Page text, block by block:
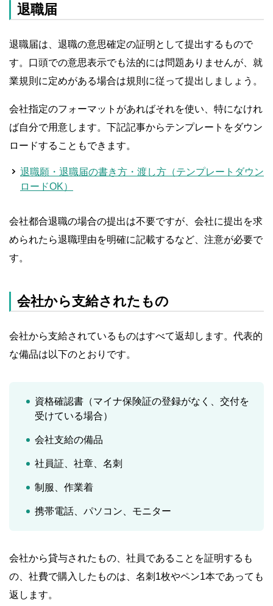
退職届
退職届は、退職の意思確定の証明として提出するもので
す。口頭での意思表示でも法的には問題ありませんが、就
業規則に定めがある場合は規則に従って提出しましょう。
会社指定のフォーマットがあればそれを使い、特になけれ
ば自分で用意します。下記記事からテンプレートをダウン
ロードすることもできます。
退職願・退職届の書き方・渡し方（テンプレートダウン
ロードOK）
会社都合退職の場合の提出は不要ですが、会社に提出を求
められたら退職理由を明確に記載するなど、注意が必要で
す。
会社から支給されたもの
会社から支給されているものはすべて返却します。代表的
な備品は以下のとおりです。
資格確認書（マイナ保険証の登録がなく、交付を
受けている場合）
会社支給の備品
社員証、社章、名刺
制服、作業着
携帯電話、パソコン、モニター
会社から貸与されたもの、社員であることを証明するも
の、社費で購入したものは、名刺1枚やペン1本であっても
返します。